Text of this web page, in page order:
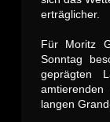
erträglicher.
Für Moritz
Sonntag
geprägten
langen